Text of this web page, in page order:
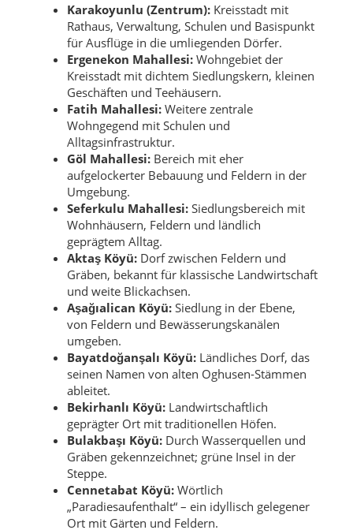
Karakoyunlu (Zentrum): Kreisstadt mit
Rathaus, Verwaltung, Schulen und Basispunkt
für Ausflüge in die umliegenden Dörfer.
Ergenekon Mahallesi: Wohngebiet der
Kreisstadt mit dichtem Siedlungskern, kleinen
Geschäften und Teehäusern.
Fatih Mahallesi: Weitere zentrale
Wohngegend mit Schulen und
Alltagsinfrastruktur.
Göl Mahallesi: Bereich mit eher
aufgelockerter Bebauung und Feldern in der
Umgebung.
Seferkulu Mahallesi: Siedlungsbereich mit
Wohnhäusern, Feldern und ländlich
geprägtem Alltag.
Aktaş Köyü: Dorf zwischen Feldern und
Gräben, bekannt für klassische Landwirtschaft
und weite Blickachsen.
Aşağıalican Köyü: Siedlung in der Ebene,
von Feldern und Bewässerungskanälen
umgeben.
Bayatdoğanşalı Köyü: Ländliches Dorf, das
seinen Namen von alten Oghusen-Stämmen
ableitet.
Bekirhanlı Köyü: Landwirtschaftlich
geprägter Ort mit traditionellen Höfen.
Bulakbaşı Köyü: Durch Wasserquellen und
Gräben gekennzeichnet; grüne Insel in der
Steppe.
Cennetabat Köyü: Wörtlich
„Paradiesaufenthalt“ – ein idyllisch gelegener
Ort mit Gärten und Feldern.